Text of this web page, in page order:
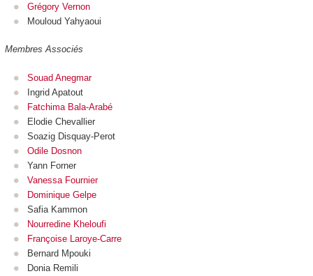
Grégory Vernon
Mouloud Yahyaoui
Membres Associés
Souad Anegmar
Ingrid Apatout
Fatchima Bala-Arabé
Elodie Chevallier
Soazig Disquay-Perot
Odile Dosnon
Yann Forner
Vanessa Fournier
Dominique Gelpe
Safia Kammon
Nourredine Kheloufi
Françoise Laroye-Carre
Bernard Mpouki
Donia Remili